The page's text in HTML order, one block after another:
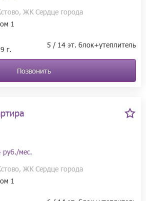
ЖК Сердце города
1
г. 5 / 14 эт. блок+утеплитель
Позвонить
руб./мес.
ЖК Сердце города
1